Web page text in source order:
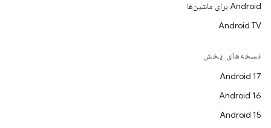
Android برای ماشین‌ها
Android TV
نسخه‌های پخش
Android 17
Android 16
Android 15